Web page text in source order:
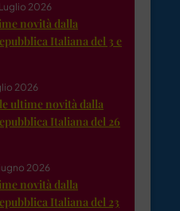
2026
novità dalla
Italiana del 3 e
2026
ultime novità dalla
Italiana del 26
2026
novità dalla
Italiana del 23